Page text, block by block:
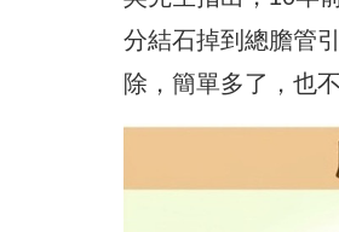
分結石掉到總膽管
除，簡單多了，也